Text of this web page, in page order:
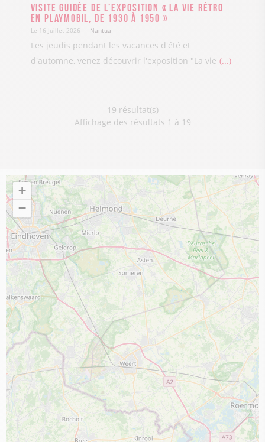
Visite guidée de l’exposition « La vie rétro
en Playmobil, de 1930 à 1950 »
Le 16 Juillet 2026 Nantua
Les jeudis pendant les vacances d'été et
d'automne, venez découvrir l'exposition "La vie ...
19 résultat(s)
Affichage des résultats 1 à 19
+
−